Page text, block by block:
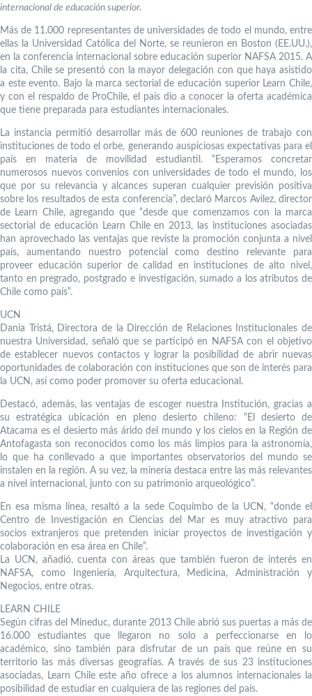
internacional de educación superior.
Más de 11.000 representantes de universidades de todo el mundo, entre
ellas la Universidad Católica del Norte, se reunieron en Boston (EE.UU.),
en la conferencia internacional sobre educación superior NAFSA 2015. A
la cita, Chile se presentó con la mayor delegación con que haya asistido
a este evento. Bajo la marca sectorial de educación superior Learn Chile,
y con el respaldo de ProChile, el país dio a conocer la oferta académica
que tiene preparada para estudiantes internacionales.
La instancia permitió desarrollar más de 600 reuniones de trabajo con
instituciones de todo el orbe, generando auspiciosas expectativas para el
país en materia de movilidad estudiantil. “Esperamos concretar
numerosos nuevos convenios con universidades de todo el mundo, los
que por su relevancia y alcances superan cualquier previsión positiva
sobre los resultados de esta conferencia”, declaró Marcos Avilez, director
de Learn Chile, agregando que “desde que comenzamos con la marca
sectorial de educación Learn Chile en 2013, las instituciones asociadas
han aprovechado las ventajas que reviste la promoción conjunta a nivel
país, aumentando nuestro potencial como destino relevante para
proveer educación superior de calidad en instituciones de alto nivel,
tanto en pregrado, postgrado e investigación, sumado a los atributos de
Chile como país”.
UCN
Dania Tristá, Directora de la Dirección de Relaciones Institucionales de
nuestra Universidad, señaló que se participó en NAFSA con el objetivo
de establecer nuevos contactos y lograr la posibilidad de abrir nuevas
oportunidades de colaboración con instituciones que son de interés para
la UCN, así como poder promover su oferta educacional.
Destacó, además, las ventajas de escoger nuestra Institución, gracias a
su estratégica ubicación en pleno desierto chileno: “El desierto de
Atacama es el desierto más árido del mundo y los cielos en la Región de
Antofagasta son reconocidos como los más limpios para la astronomía,
lo que ha conllevado a que importantes observatorios del mundo se
instalen en la región. A su vez, la minería destaca entre las más relevantes
a nivel internacional, junto con su patrimonio arqueológico”.
En esa misma línea, resaltó a la sede Coquimbo de la UCN, “donde el
Centro de Investigación en Ciencias del Mar es muy atractivo para
socios extranjeros que pretenden iniciar proyectos de investigación y
colaboración en esa área en Chile”.
La UCN, añadió, cuenta con áreas que también fueron de interés en
NAFSA, como Ingeniería, Arquitectura, Medicina, Administración y
Negocios, entre otras.
LEARN CHILE
Según cifras del Mineduc, durante 2013 Chile abrió sus puertas a más de
16.000 estudiantes que llegaron no solo a perfeccionarse en lo
académico, sino también para disfrutar de un país que reúne en su
territorio las más diversas geografías. A través de sus 23 instituciones
asociadas, Learn Chile este año ofrece a los alumnos internacionales la
posibilidad de estudiar en cualquiera de las regiones del país.